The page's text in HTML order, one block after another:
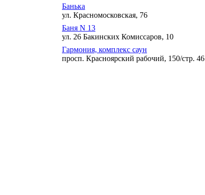
Банька
ул. Красномосковская, 76
Баня N 13
ул. 26 Бакинских Комиссаров, 10
Гармония, комплекс саун
просп. Красноярский рабочий, 150/стр. 46